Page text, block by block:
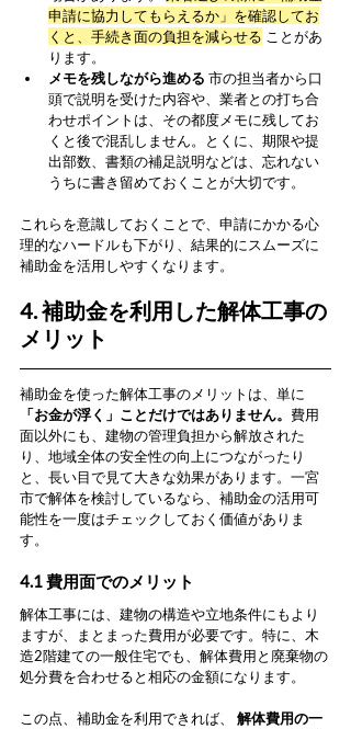
申請に協力してもらえるか」を確認してお
くと、手続き面の負担を減らせる ことがあ
ります。
メモを残しながら進める 市の担当者から口
頭で説明を受けた内容や、業者との打ち合
わせポイントは、その都度メモに残してお
くと後で混乱しません。とくに、期限や提
出部数、書類の補足説明などは、忘れない
うちに書き留めておくことが大切です。
これらを意識しておくことで、申請にかかる心
理的なハードルも下がり、結果的にスムーズに
補助金を活用しやすくなります。
4. 補助金を利用した解体工事の
メリット
補助金を使った解体工事のメリットは、単に
「お金が浮く」ことだけではありません。 費用
面以外にも、建物の管理負担から解放された
り、地域全体の安全性の向上につながったり
と、長い目で見て大きな効果があります。一宮
市で解体を検討しているなら、補助金の活用可
能性を一度はチェックしておく価値がありま
す。
4.1 費用面でのメリット
解体工事には、建物の構造や立地条件にもより
ますが、まとまった費用が必要です。特に、木
造2階建ての一般住宅でも、解体費用と廃棄物の
処分費を合わせると相応の金額になります。
この点、補助金を利用できれば、 解体費用の一